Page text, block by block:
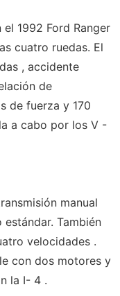
1992 Ford Ranger
cuatro ruedas. El
, accidente
de
de fuerza y ​​170
a cabo por los V -
manual
También
velocidades .
con dos motores y
la I- 4 .